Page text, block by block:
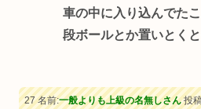
車の中に入り込んでた
段ボールとか置いとく
27 名前:一般よりも上級の名無しさん投